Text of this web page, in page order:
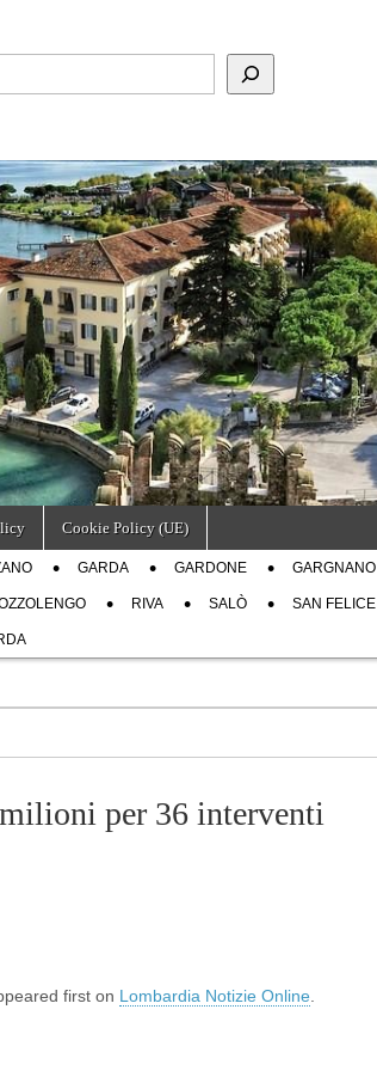
Cookie Policy (UE)
GARDA GARDONE GARGNANO
RIVA SALÒ SAN FELICE
per 36 interventi
first on Lombardia Notizie Online